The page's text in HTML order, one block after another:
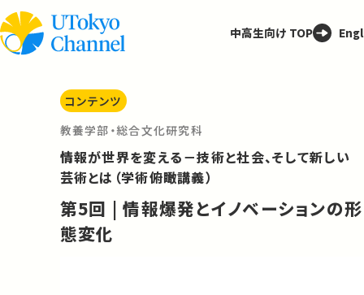
中高生向け TOP
コンテンツ
教養学部・総合文化研究科
情報が世界を変える－技術と社会、そして新しい
芸術とは（学術俯瞰講義）
第5回 | 情報爆発とイノベーションの形
態変化